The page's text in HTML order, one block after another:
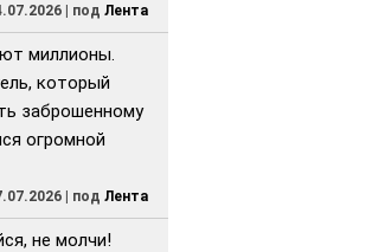
| под Лента
миллионы.
который
заброшенному
огромной
| под Лента
не молчи!